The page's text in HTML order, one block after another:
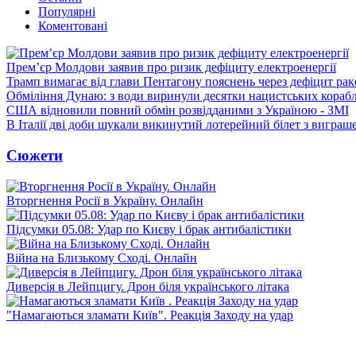
Популярні
Коментовані
Прем’єр Молдови заявив про ризик дефіциту електроенергії
Трамп вимагає від глави Пентагону пояснень через дефіцит
Обміління Дунаю: з води виринули десятки нацистських
США відновили повний обмін розвідданими з Україною - ЗМІ
В Італії дві доби шукали викинутий лотерейний білет з
Сюжети
Вторгнення Росії в Україну. Онлайн
Підсумки 05.08: Удар по Києву і брак антибалістики
Війна на Близькому Сході. Онлайн
Диверсія в Лейпцигу. Дрон біля українського літака
"Намагаються зламати Київ". Реакція Заходу на удар